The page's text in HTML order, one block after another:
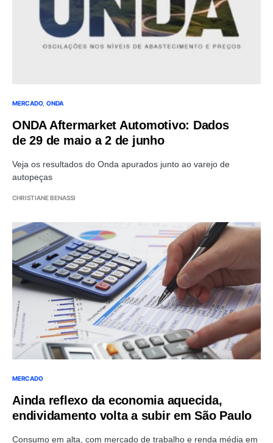
MERCADO ONDA
ONDA Aftermarket Automotivo: Dados
de 29 de maio a 2 de junho
Veja os resultados do Onda apurados junto ao varejo de
autopeças
CHRISTIANE BENASSI
MERCADO
Ainda reflexo da economia aquecida,
endividamento volta a subir em São Paulo
Consumo em alta, com mercado de trabalho e renda média em